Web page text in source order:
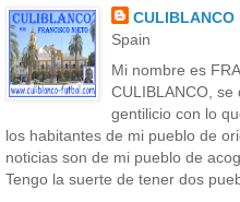
CULIBLANCO
Spain
Mi nombre es
CULIBLANCO,
gentilicio con lo
los habitantes de mi pueblo de
noticias son de mi pueblo de
Tengo la suerte de tener dos